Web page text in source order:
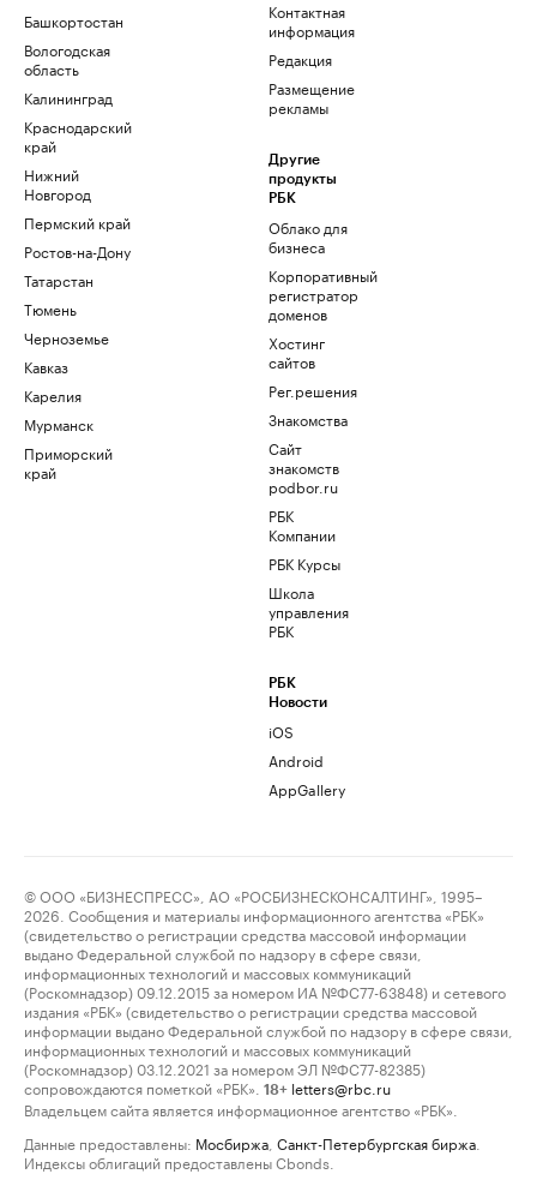
Башкортостан
Вологодская
область
Калининград
Краснодарский
край
Нижний
Новгород
Пермский край
Ростов-на-Дону
Татарстан
Тюмень
Черноземье
Кавказ
Карелия
Мурманск
Приморский
край
Контактная
информация
Редакция
Размещение
рекламы
Другие
продукты
РБК
Облако для
бизнеса
Корпоративный
регистратор
доменов
Хостинг
сайтов
Рег.решения
Знакомства
Сайт
знакомств
podbor.ru
РБК
Компании
РБК Курсы
Школа
управления
РБК
РБК
Новости
iOS
Android
AppGallery
© ООО «БИЗНЕСПРЕСС», АО «РОСБИЗНЕСКОНСАЛТИНГ», 1995–
2026. Сообщения и материалы информационного агентства «РБК»
(свидетельство о регистрации средства массовой информации
выдано Федеральной службой по надзору в сфере связи,
информационных технологий и массовых коммуникаций
(Роскомнадзор) 09.12.2015 за номером ИА №ФС77-63848) и сетевого
издания «РБК» (свидетельство о регистрации средства массовой
информации выдано Федеральной службой по надзору в сфере связи,
информационных технологий и массовых коммуникаций
(Роскомнадзор) 03.12.2021 за номером ЭЛ №ФС77-82385)
сопровождаются пометкой «РБК».
18+ letters@rbc.ru
Владельцем сайта является информационное агентство «РБК».
Данные предоставлены: Мосбиржа Санкт-Петербургская биржа
Индексы облигаций предоставлены Cbonds.